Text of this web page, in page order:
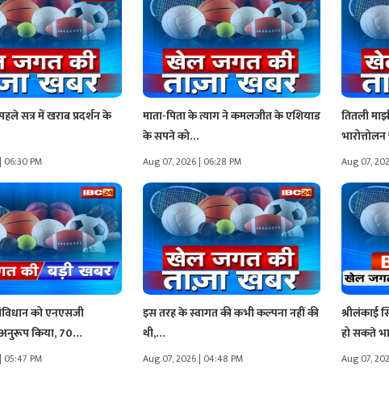
सत्र में खराब प्रदर्शन के
06:30 PM
माता-पिता के त्याग ने कमलजीत के एशियाड
के सपने को…
Aug 07, 2026 | 06:28 PM
तितली
Aug 07,
को एनएसजी
किया, 70…
05:47 PM
इस तरह के स्वागत की कभी कल्पना नहीं की
थी,…
Aug 07, 2026 | 04:48 PM
श्रीलंकाई
हो सकते
Aug 07,